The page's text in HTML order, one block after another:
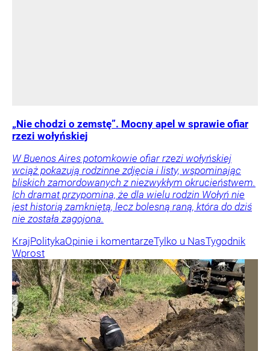
„Nie chodzi o zemstę”. Mocny apel w sprawie ofiar
rzezi wołyńskiej
W Buenos Aires potomkowie ofiar rzezi wołyńskiej
wciąż pokazują rodzinne zdjęcia i listy, wspominając
bliskich zamordowanych z niezwykłym okrucieństwem.
Ich dramat przypomina, że dla wielu rodzin Wołyń nie
jest historią zamkniętą, lecz bolesną raną, która do dziś
nie została zagojona.
KrajPolitykaOpinie i komentarzeTylko u NasTygodnik
Wprost